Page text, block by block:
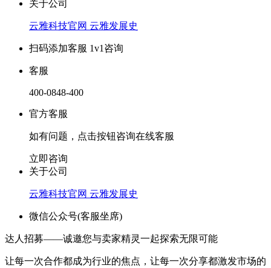
关于公司
云雅科技官网 云雅发展史
扫码添加客服 1v1咨询
客服
400-0848-400
官方客服
如有问题，点击按钮咨询在线客服
立即咨询
关于公司
云雅科技官网 云雅发展史
微信公众号(客服坐席)
达人招募——诚邀您与卖家精灵一起探索无限可能
让每一次合作都成为行业的焦点，让每一次分享都激发市场的